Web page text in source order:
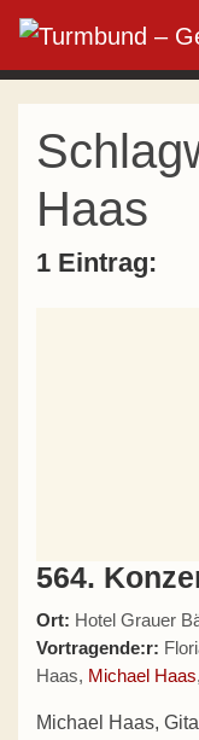
Haas
1 Eintrag:
564.
Ort: Hotel Grauer
Vortragende:r:
Haas, Michael Haas
Michael Haas,